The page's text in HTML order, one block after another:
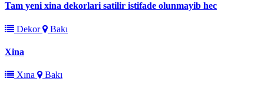
Tam yeni xina dekorlari satilir istifade olunmayib hec
Dekor Bakı
Xina
Xına Bakı